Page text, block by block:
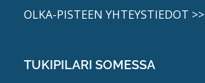
OLKA-PISTEEN YHTEYSTIEDOT >>
TUKIPILARI SOMESSA